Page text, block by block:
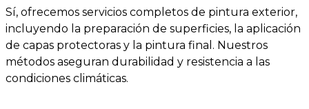
Sí, ofrecemos servicios completos de pintura exterior,
incluyendo la preparación de superficies, la aplicación
de capas protectoras y la pintura final. Nuestros
métodos aseguran durabilidad y resistencia a las
condiciones climáticas.